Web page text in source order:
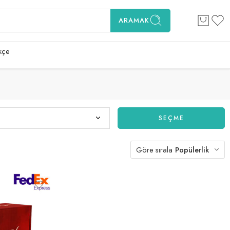
ARAMAK
SEÇME
Göre sırala Popülerlik